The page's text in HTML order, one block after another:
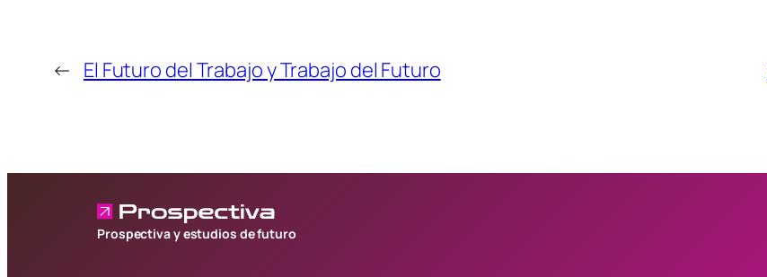
← El Futuro del Trabajo y Trabajo del Futuro
Prospectiva y estudios de futuro